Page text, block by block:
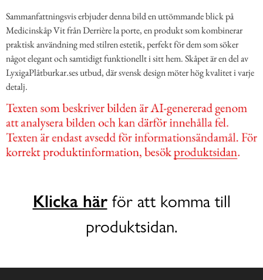
Sammanfattningsvis erbjuder denna bild en uttömmande blick på
Medicinskåp Vit från Derrière la porte, en produkt som kombinerar
praktisk användning med stilren estetik, perfekt för dem som söker
något elegant och samtidigt funktionellt i sitt hem. Skåpet är en del av
LyxigaPlåtburkar.ses utbud, där svensk design möter hög kvalitet i varje
detalj.
Klicka härför att komma till
produktsidan.